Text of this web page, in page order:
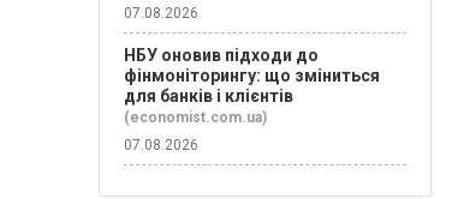
07.08.2026
НБУ оновив підходи до
фінмоніторингу: що зміниться
для банків і клієнтів
(economist.com.ua)
07.08.2026